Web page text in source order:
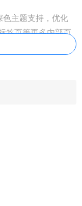
色主题支持，优化
签页等更多内部页
用Chrome作为FTP
浅色和深色模式。
了许多底层改
提升续航，代表了
页优先处理将